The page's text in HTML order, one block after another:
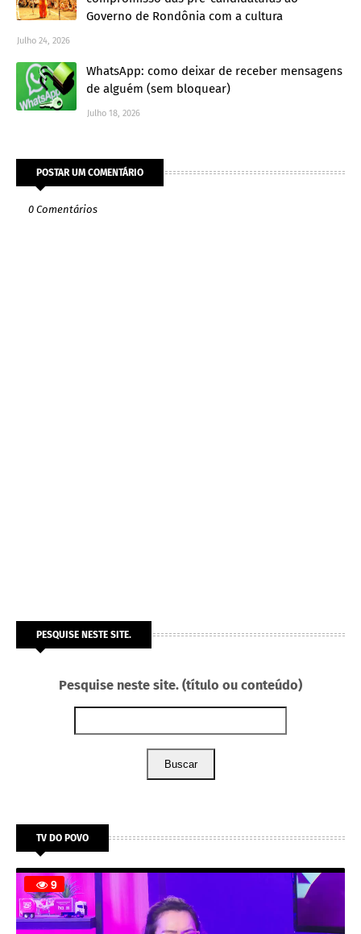
Governo de Rondônia com a cultura
Julho 24, 2026
WhatsApp: como deixar de receber mensagens
de alguém (sem bloquear)
Julho 18, 2026
POSTAR UM COMENTÁRIO
0 Comentários
PESQUISE NESTE SITE.
Pesquise neste site. (título ou conteúdo)
Buscar
TV DO POVO